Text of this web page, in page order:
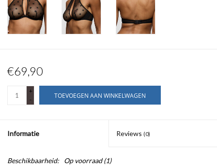
€69,90
+
-
TOEVOEGEN AAN WINKELWAGEN
Informatie Reviews (0)
Beschikbaarheid: Op voorraad(1)